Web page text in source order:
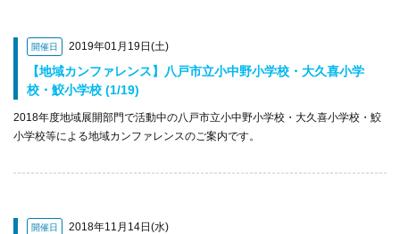
開催日 2019年01月19日(土)
【地域カンファレンス】八戸市立小中野小学校・大久喜小学
校・鮫小学校 (1/19)
2018年度地域展開部門で活動中の八戸市立小中野小学校・大久喜小学校・鮫
小学校等による地域カンファレンスのご案内です。
開催日 2018年11月14日(水)